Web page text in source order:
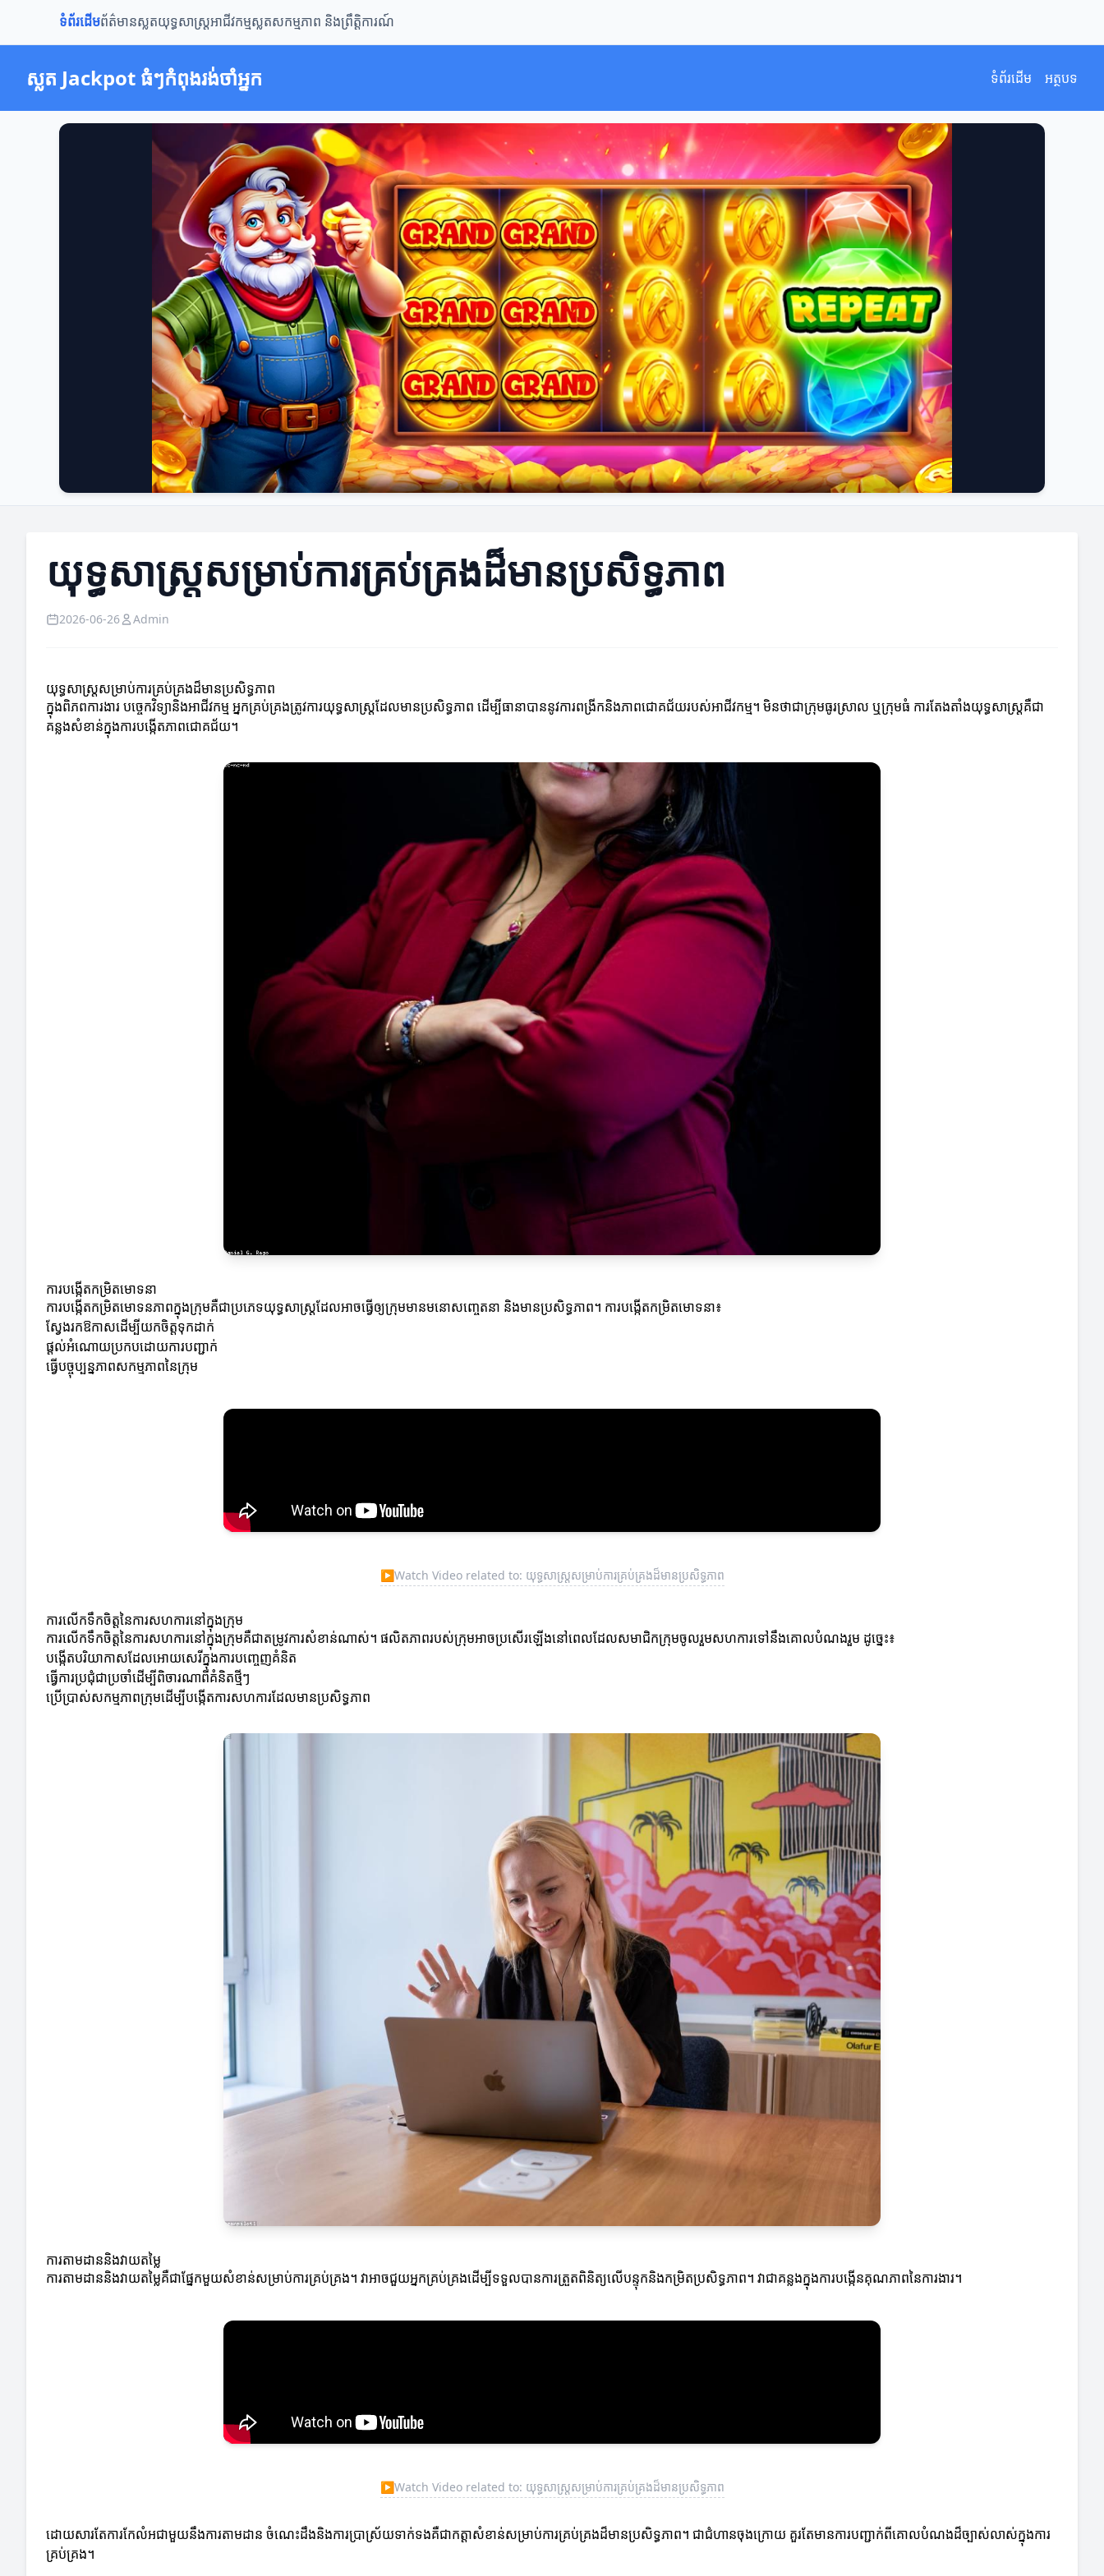
ទំព័រដើមព័ត៌មានស្លតយុទ្ធសាស្ត្រអាជីវកម្មស្លតសកម្មភាព និងព្រឹត្តិការណ៍
ស្លត Jackpot ធំៗកំពុងរង់ចាំអ្នក ទំព័រដើម អត្ថបទ
យុទ្ធសាស្ត្រសម្រាប់ការគ្រប់គ្រងដ៏មានប្រសិទ្ធភាព
2026-06-26 Admin
យុទ្ធសាស្ត្រសម្រាប់ការគ្រប់គ្រងដ៏មានប្រសិទ្ធភាព
ក្នុងពិភពការងារ បច្ចេកវិទ្យានិងអាជីវកម្ម អ្នកគ្រប់គ្រងត្រូវការយុទ្ធសាស្ត្រដែលមានប្រសិទ្ធភាព ដើម្បីធានាបាននូវការពង្រីកនិងភាពជោគជ័យរបស់អាជីវកម្ម។ មិនថាជាក្រុមធូរស្រាល ឬក្រុមធំ ការតែងតាំងយុទ្ធសាស្រ្តគឺជា
គន្លងសំខាន់ក្នុងការបង្កើតភាពជោគជ័យ។
ការបង្កើតកម្រិតមោទនា
ការបង្កើតកម្រិតមោទនភាពក្នុងក្រុមគឺជាប្រភេទយុទ្ធសាស្ត្រដែលអាចធ្វើឲ្យក្រុមមានមនោសញ្ចេតនា និងមានប្រសិទ្ធភាព។ ការបង្កើតកម្រិតមោទនា៖
ស្វែងរកឱកាសដើម្បីយកចិត្តទុកដាក់
ផ្តល់អំណោយប្រកបដោយការបញ្ជាក់
ធ្វើបច្ចុប្បន្នភាពសកម្មភាពនៃក្រុម
▶Watch Video related to: យុទ្ធសាស្ត្រសម្រាប់ការគ្រប់គ្រងដ៏មានប្រសិទ្ធភាព
ការលើកទឹកចិត្តនៃការសហការនៅក្នុងក្រុម
ការលើកទឹកចិត្តនៃការសហការនៅក្នុងក្រុមគឺជាតម្រូវការសំខាន់ណាស់។ ផលិតភាពរបស់ក្រុមអាចប្រសើរឡើងនៅពេលដែលសមាជិកក្រុមចូលរួមសហការទៅនឹងគោលបំណងរួម ដូច្នេះ៖
បង្កើតបរិយាកាសដែលអោយសេរីក្នុងការបញ្ចេញគំនិត
ធ្វើការប្រជុំជាប្រចាំដើម្បីពិចារណាពីគំនិតថ្មីៗ
ប្រើប្រាស់សកម្មភាពក្រុមដើម្បីបង្កើតការសហការដែលមានប្រសិទ្ធភាព
ការតាមដាននិងវាយតម្លៃ
ការតាមដាននិងវាយតម្លៃគឺជាផ្នែកមួយសំខាន់សម្រាប់ការគ្រប់គ្រង។ វាអាចជួយអ្នកគ្រប់គ្រងដើម្បីទទួលបានការត្រួតពិនិត្យលើបន្ទុកនិងកម្រិតប្រសិទ្ធភាព។ វាជាគន្លងក្នុងការបង្កើនគុណភាពនៃការងារ។
▶Watch Video related to: យុទ្ធសាស្ត្រសម្រាប់ការគ្រប់គ្រងដ៏មានប្រសិទ្ធភាព
ដោយសារតែការកែលំអជាមួយនឹងការតាមដាន ចំណេះដឹងនិងការប្រាស្រ័យទាក់ទងគឺជាកត្តាសំខាន់សម្រាប់ការគ្រប់គ្រងដ៏មានប្រសិទ្ធភាព។ ជាជំហានចុងក្រោយ គួរតែមានការបញ្ជាក់ពីគោលបំណងដ៏ច្បាស់លាស់ក្នុងការ
គ្រប់គ្រង។